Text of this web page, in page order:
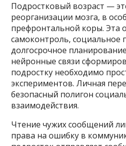
Подростковый возраст —
реорганизации мозга, в
префронтальной коры. Эта
самоконтроль, социальное
долгосрочное
нейронные связи
подростку необходимо
экспериментов. Личная
безопасный полигон
взаимодействия.
Чтение чужих сообщений
права на ошибку в